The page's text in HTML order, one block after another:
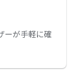
ーが手軽に確